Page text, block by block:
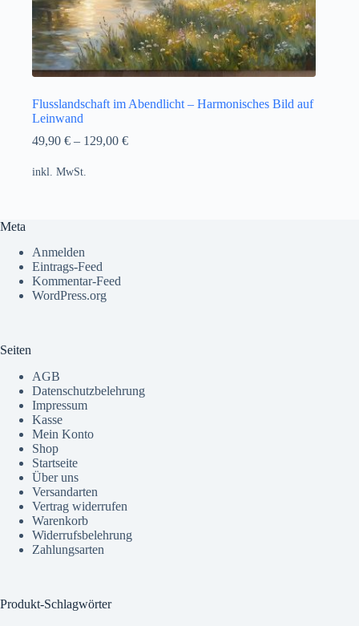
Flusslandschaft im Abendlicht – Harmonisches Bild auf
Leinwand
49,90 € – 129,00 €
inkl. MwSt.
Meta
Anmelden
Eintrags-Feed
Kommentar-Feed
WordPress.org
Seiten
AGB
Datenschutzbelehrung
Impressum
Kasse
Mein Konto
Shop
Startseite
Über uns
Versandarten
Vertrag widerrufen
Warenkorb
Widerrufsbelehrung
Zahlungsarten
Produkt-Schlagwörter